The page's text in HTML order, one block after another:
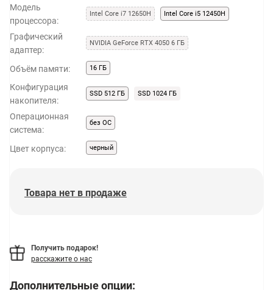
Модель
процессора:
Intel Core i7 12650H Intel Core i5 12450H
Графический
адаптер:
NVIDIA GeForce RTX 4050 6 ГБ
Объём памяти: 16 ГБ
Конфигурация
накопителя:
SSD 512 ГБ SSD 1024 ГБ
Операционная
система:
без ОС
Цвет корпуса: черный
Товара нет в продаже
Получить подарок!
расскажите о нас
Дополнительные опции: